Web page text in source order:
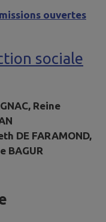
ouvertes
sociale
Reine
DE FARAMOND,
BAGUR